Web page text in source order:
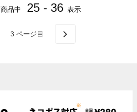
商品中 25 - 36 表示
3 ページ目